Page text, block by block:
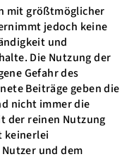
mit größtmöglicher
jedoch keine
und
Die Nutzung der
Gefahr des
Beiträge geben die
nicht immer die
der reinen Nutzung
keinerlei
und dem